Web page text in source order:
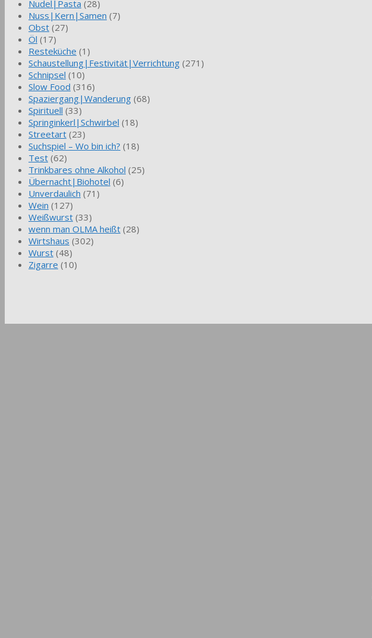
Nudel|Pasta (28)
Nuss|Kern|Samen (7)
Obst (27)
Öl (17)
Resteküche (1)
Schaustellung|Festivität|Verrichtung (271)
Schnipsel (10)
Slow Food (316)
Spaziergang|Wanderung (68)
Spirituell (33)
Springinkerl|Schwirbel (18)
Streetart (23)
Suchspiel – Wo bin ich? (18)
Test (62)
Trinkbares ohne Alkohol (25)
Übernacht|Biohotel (6)
Unverdaulich (71)
Wein (127)
Weißwurst (33)
wenn man OLMA heißt (28)
Wirtshaus (302)
Wurst (48)
Zigarre (10)